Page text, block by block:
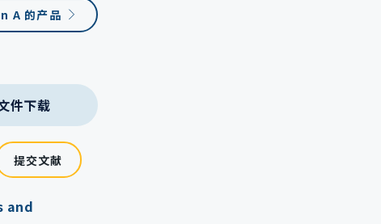
A 的产品
件下载
提交文献
and